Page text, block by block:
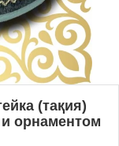
(тақия)
орнаментом